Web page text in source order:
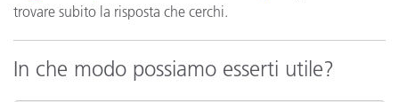
trovare subito la risposta che cerchi.
In che modo possiamo esserti utile?